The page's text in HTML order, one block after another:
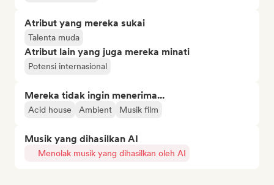
Atribut yang mereka sukai
Talenta muda
Atribut lain yang juga mereka minati
Potensi internasional
Mereka tidak ingin menerima...
Acid house Ambient Musik film
Musik yang dihasilkan AI
Menolak musik yang dihasilkan oleh AI